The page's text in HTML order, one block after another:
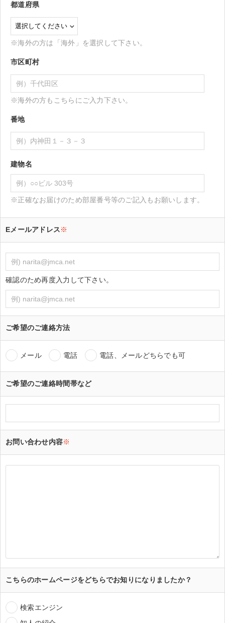
都道府県
※海外の方は「海外」を選択して下さい。
市区町村
※海外の方もこちらにご入力下さい。
番地
建物名
※正確なお届けのため部屋番号等のご記入もお願いします。
Eメールアドレス※
確認のため再度入力して下さい。
ご希望のご連絡方法
メール 電話 電話、メールどちらでも可
ご希望のご連絡時間帯など
お問い合わせ内容※
こちらのホームページをどちらでお知りになりましたか？
検索エンジン